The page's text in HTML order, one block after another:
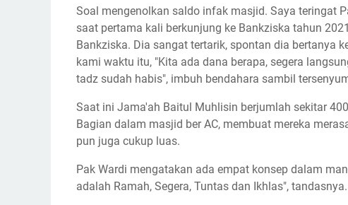
Soal mengenolkan saldo infak masjid. Saya teringat
saat pertama kali berkunjung ke Bankziska tahun
Bankziska. Dia sangat tertarik, spontan dia bertanya
kami waktu itu, "Kita ada dana berapa, segera
tadz sudah habis", imbuh bendahara sambil
Saat ini Jama'ah Baitul Muhlisin berjumlah sekitar
Bagian dalam masjid ber AC, membuat mereka
pun juga cukup luas.
Pak Wardi mengatakan ada empat konsep dalam
adalah Ramah, Segera, Tuntas dan Ikhlas", tandasnya.